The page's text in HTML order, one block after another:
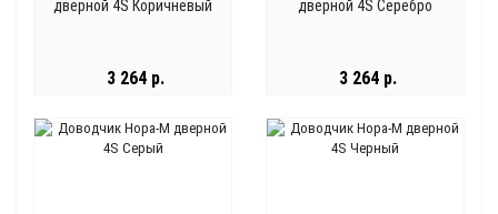
дверной 4S Коричневый
3 264 р.
дверной 4S Серебро
3 264 р.